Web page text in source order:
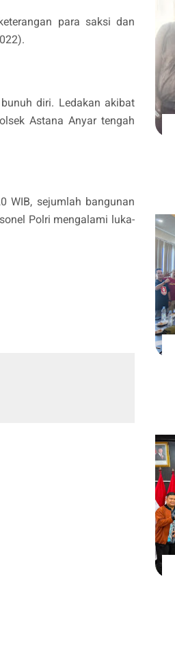
para saksi dan
diri. Ledakan akibat
Astana Anyar tengah
WIB, sejumlah bangunan
Polri mengalami luka-